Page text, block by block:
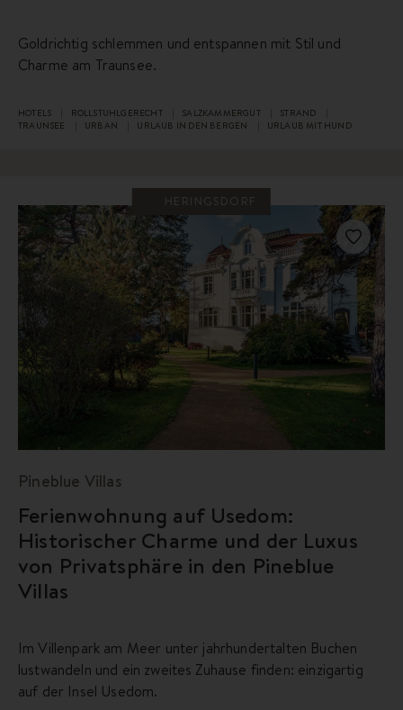
Goldrichtig schlemmen und entspannen mit Stil und
Charme am Traunsee.
HOTELS ROLLSTUHLGERECHT SALZKAMMERGUT
STRAND
TRAUNSEE
URBAN URLAUB IN DEN BERGEN URLAUB MIT HUND
HERINGSDORF
Pineblue Villas
Ferienwohnung auf Usedom:
Historischer Charme und der Luxus
von Privatsphäre in den Pineblue
Villas
Im Villenpark am Meer unter jahrhundertalten Buchen
lustwandeln und ein zweites Zuhause finden: einzigartig
auf der Insel Usedom.